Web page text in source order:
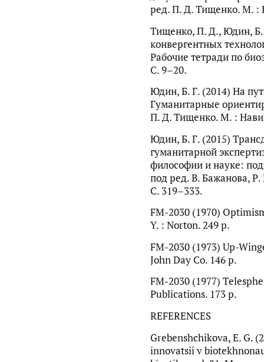
ред. П. Д. Тищенко. М. :
Тищенко, П. Д., Юдин, Б.
конвергентных
Рабочие тетради по
С. 9–20.
Юдин, Б. Г. (2014) На
Гуманитарные
П. Д. Тищенко. М. :
Юдин, Б. Г. (2015)
гуманитарной
философии и науке:
под ред. В. Бажанова,
С. 319–333.
FM-2030 (1970)
Y. : Norton. 249 p.
FM-2030 (1973) Up-
John Day Co. 146 p.
FM-2030 (1977)
Publications. 173 p.
REFERENCES
Grebenshchikova, E. G.
innovatsii v